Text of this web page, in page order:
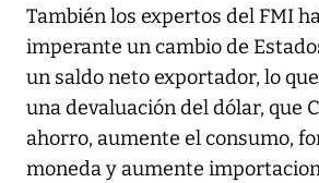
También los expertos del FMI
imperante un cambio de
un saldo neto exportador, lo
una devaluación del dólar, que
ahorro, aumente el consumo,
moneda y aumente